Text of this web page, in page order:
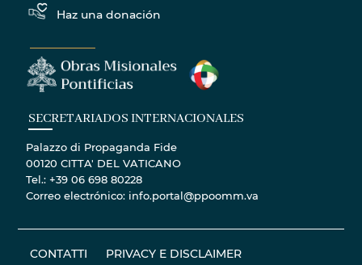
Haz una donación
SECRETARIADOS INTERNACIONALES
Palazzo di Propaganda Fide
00120 CITTA' DEL VATICANO
Tel.: +39 06 698 80228
Correo electrónico: info.portal@ppoomm.va
CONTATTI
PRIVACY E DISCLAIMER